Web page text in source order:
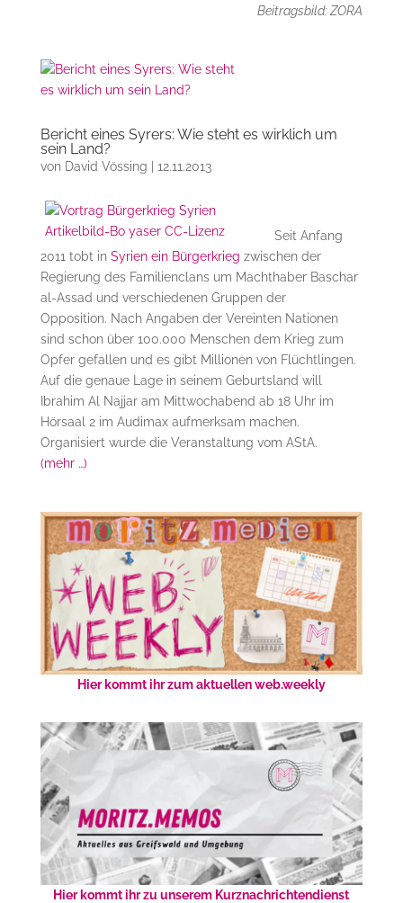
Beitragsbild: ZORA
Bericht eines Syrers: Wie steht es wirklich um
sein Land?
von David Vössing 12.11.2013
Seit Anfang
2011 tobt in Syrien ein Bürgerkrieg zwischen der
Regierung des Familienclans um Machthaber Baschar
al-Assad und verschiedenen Gruppen der
Opposition. Nach Angaben der Vereinten Nationen
sind schon über 100.000 Menschen dem Krieg zum
Opfer gefallen und es gibt Millionen von Flüchtlingen.
Auf die genaue Lage in seinem Geburtsland will
Ibrahim Al Najjar am Mittwochabend ab 18 Uhr im
Hörsaal 2 im Audimax aufmerksam machen.
Organisiert wurde die Veranstaltung vom AStA.
(mehr …)
Hier kommt ihr zum aktuellen web.weekly
Hier kommt ihr zu unserem Kurznachrichtendienst